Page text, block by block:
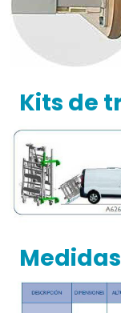
Kits de
Medidas